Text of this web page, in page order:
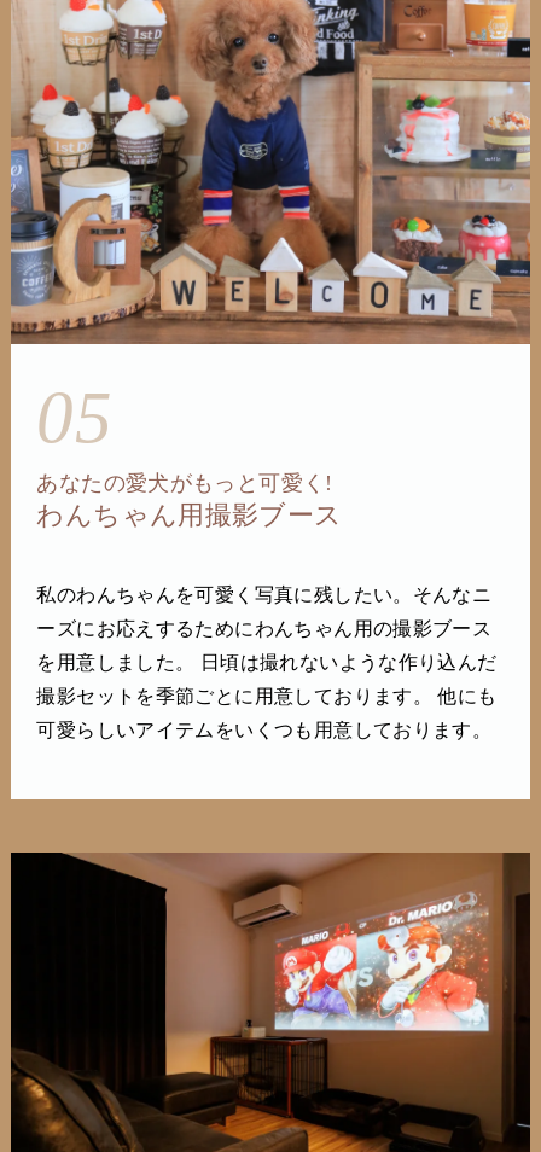
05
あなたの愛犬がもっと可愛く!
わんちゃん用撮影ブース
私のわんちゃんを可愛く写真に残したい。そんなニ
ーズにお応えするためにわんちゃん用の撮影ブース
を用意しました。 日頃は撮れないような作り込んだ
撮影セットを季節ごとに用意しております。 他にも
可愛らしいアイテムをいくつも用意しております。